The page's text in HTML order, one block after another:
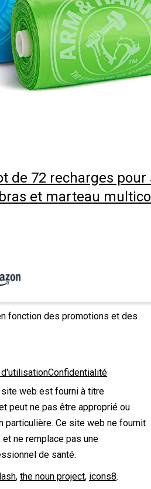
de 72 recharges pour
et marteau
fonction des promotions et des
Confidentialité
web est fourni à titre
peut ne pas être approprié ou
particulière. Ce site web ne fournit
ne remplace pas une
de santé.
, the noun project, icons8.